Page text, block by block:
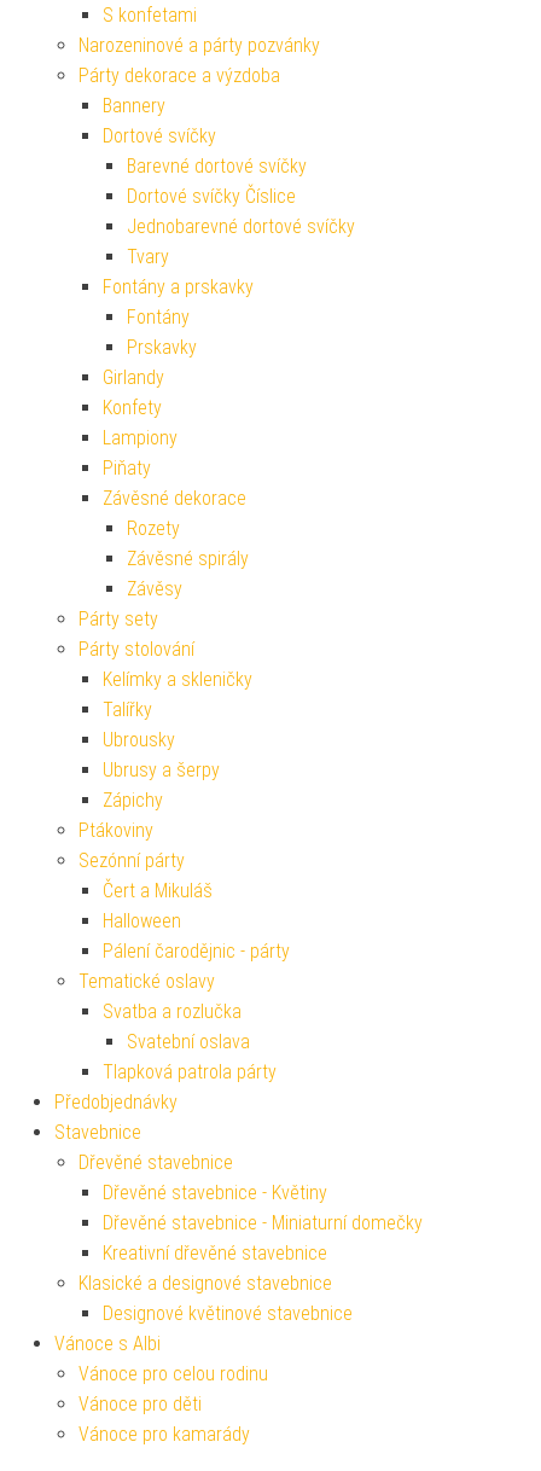
S konfetami
Narozeninové a párty pozvánky
Párty dekorace a výzdoba
Bannery
Dortové svíčky
Barevné dortové svíčky
Dortové svíčky Číslice
Jednobarevné dortové svíčky
Tvary
Fontány a prskavky
Fontány
Prskavky
Girlandy
Konfety
Lampiony
Piňaty
Závěsné dekorace
Rozety
Závěsné spirály
Závěsy
Párty sety
Párty stolování
Kelímky a skleničky
Talířky
Ubrousky
Ubrusy a šerpy
Zápichy
Ptákoviny
Sezónní párty
Čert a Mikuláš
Halloween
Pálení čarodějnic - párty
Tematické oslavy
Svatba a rozlučka
Svatební oslava
Tlapková patrola párty
Předobjednávky
Stavebnice
Dřevěné stavebnice
Dřevěné stavebnice - Květiny
Dřevěné stavebnice - Miniaturní domečky
Kreativní dřevěné stavebnice
Klasické a designové stavebnice
Designové květinové stavebnice
Vánoce s Albi
Vánoce pro celou rodinu
Vánoce pro děti
Vánoce pro kamarády